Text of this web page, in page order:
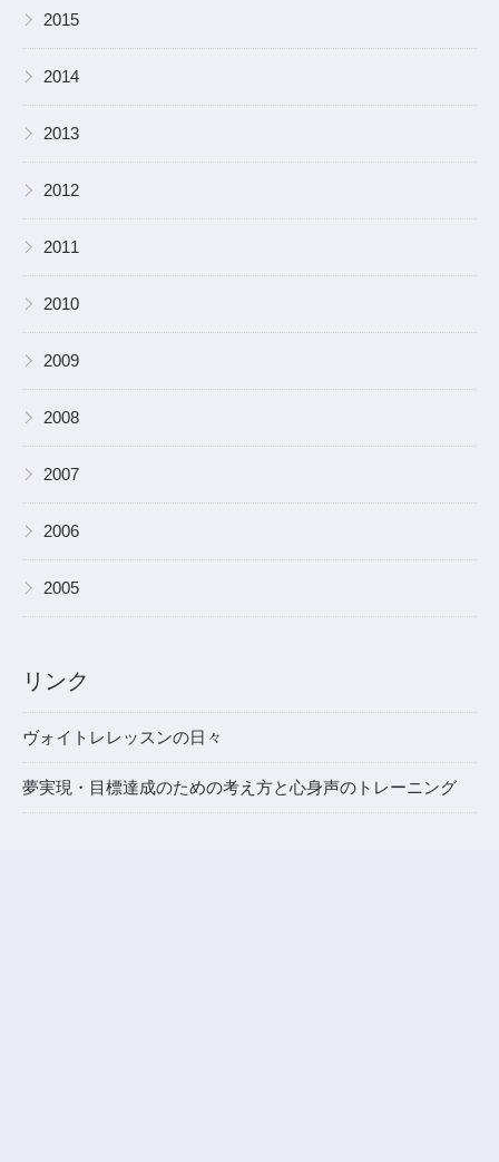
▶ 2015
▶ 2014
▶ 2013
▶ 2012
▶ 2011
▶ 2010
▶ 2009
▶ 2008
▶ 2007
▶ 2006
▶ 2005
リンク
ヴォイトレレッスンの日々
夢実現・目標達成のための考え方と心身声のトレーニング